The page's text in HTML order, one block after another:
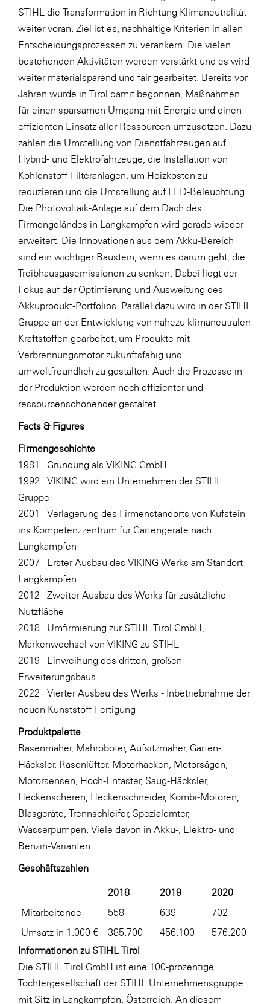
STIHL die Transformation in Richtung Klimaneutralität
weiter voran. Ziel ist es, nachhaltige Kriterien in allen
Entscheidungsprozessen zu verankern. Die vielen
bestehenden Aktivitäten werden verstärkt und es wird
weiter materialsparend und fair gearbeitet. Bereits vor
Jahren wurde in Tirol damit begonnen, Maßnahmen
für einen sparsamen Umgang mit Energie und einen
effizienten Einsatz aller Ressourcen umzusetzen. Dazu
zählen die Umstellung von Dienstfahrzeugen auf
Hybrid- und Elektrofahrzeuge, die Installation von
Kohlenstoff-Filteranlagen, um Heizkosten zu
reduzieren und die Umstellung auf LED-Beleuchtung.
Die Photovoltaik-Anlage auf dem Dach des
Firmengeländes in Langkampfen wird gerade wieder
erweitert. Die Innovationen aus dem Akku-Bereich
sind ein wichtiger Baustein, wenn es darum geht, die
Treibhausgasemissionen zu senken. Dabei liegt der
Fokus auf der Optimierung und Ausweitung des
Akkuprodukt-Portfolios. Parallel dazu wird in der STIHL
Gruppe an der Entwicklung von nahezu klimaneutralen
Kraftstoffen gearbeitet, um Produkte mit
Verbrennungsmotor zukunftsfähig und
umweltfreundlich zu gestalten. Auch die Prozesse in
der Produktion werden noch effizienter und
ressourcenschonender gestaltet.
Facts & Figures
Firmengeschichte
1981 Gründung als VIKING GmbH
1992 VIKING wird ein Unternehmen der STIHL
Gruppe
2001 Verlagerung des Firmenstandorts von Kufstein
ins Kompetenzzentrum für Gartengeräte nach
Langkampfen
2007 Erster Ausbau des VIKING Werks am Standort
Langkampfen
2012 Zweiter Ausbau des Werks für zusätzliche
Nutzfläche
2018 Umfirmierung zur STIHL Tirol GmbH,
Markenwechsel von VIKING zu STIHL
2019 Einweihung des dritten, großen
Erweiterungsbaus
2022 Vierter Ausbau des Werks - Inbetriebnahme der
neuen Kunststoff-Fertigung
Produktpalette
Rasenmäher, Mähroboter, Aufsitzmäher, Garten-
Häcksler, Rasenlüfter, Motorhacken, Motorsägen,
Motorsensen, Hoch-Entaster, Saug-Häcksler,
Heckenscheren, Heckenschneider, Kombi-Motoren,
Blasgeräte, Trennschleifer, Spezialernter,
Wasserpumpen. Viele davon in Akku-, Elektro- und
Benzin-Varianten.
Geschäftszahlen
2018 2019 2020
Mitarbeitende
558 639 702
Umsatz in 1.000 €
385.700 456.100 576.200
Informationen zu STIHL Tirol
Die STIHL Tirol GmbH ist eine 100-prozentige
Tochtergesellschaft der STIHL Unternehmensgruppe
mit Sitz in Langkampfen, Österreich. An diesem